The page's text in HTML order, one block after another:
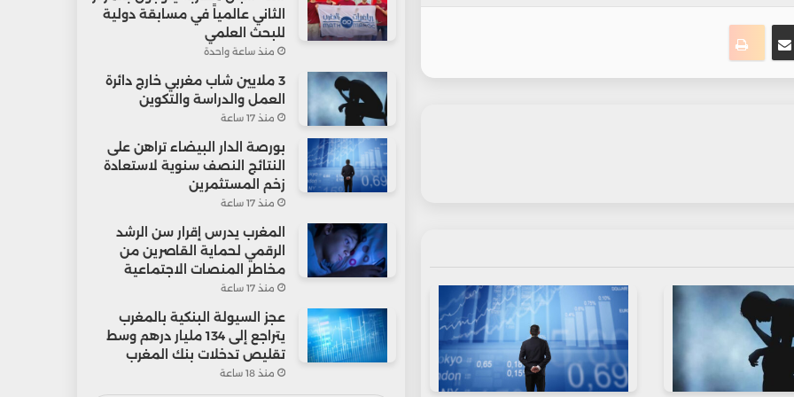
مشاركة عبر البريدطباعة
الثاني عالمياً في مسابقة دولية
للبحث العلمي
منذ ساعة واحدة
3 ملايين شاب مغربي خارج دائرة
العمل والدراسة والتكوين
منذ 17 ساعة
بورصة الدار البيضاء تراهن على
النتائج النصف سنوية لاستعادة
زخم المستثمرين
منذ 17 ساعة
المغرب يدرس إقرار سن الرشد
الرقمي لحماية القاصرين من
مخاطر المنصات الاجتماعية
منذ 17 ساعة
عجز السيولة البنكية بالمغرب
يتراجع إلى 134 مليار درهم وسط
تقليص تدخلات بنك المغرب
منذ 18 ساعة